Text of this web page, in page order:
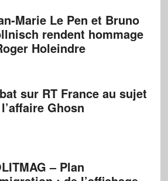
Marie Le Pen et Bruno
rendent hommage
Holeindre
sur RT France au sujet
Ghosn
– Plan